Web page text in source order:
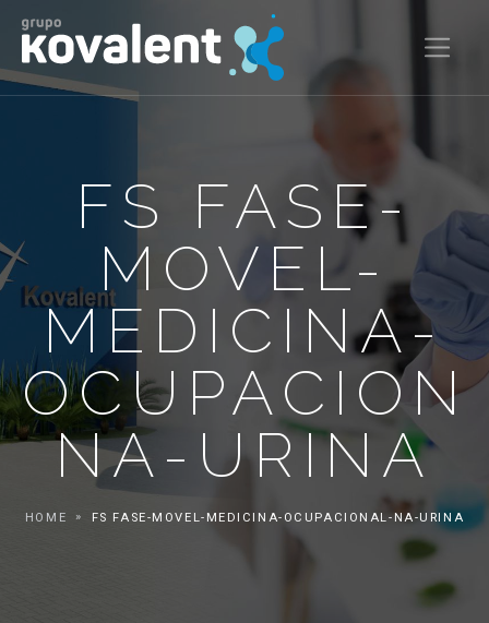
FS FASE-
MOVEL-
MEDICINA-
NA-URINA
HOME FS FASE-MOVEL-MEDICINA-OCUPACIONAL-NA-URINA